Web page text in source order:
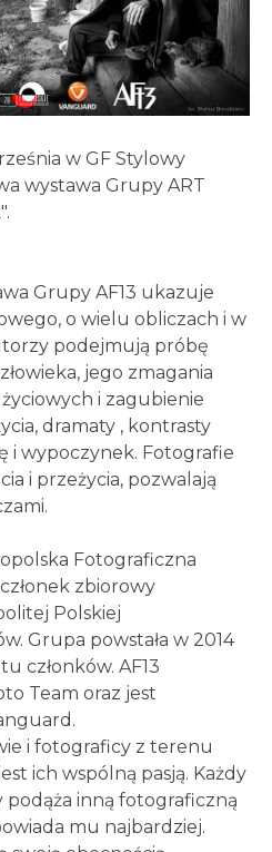
w GF Stylowy
wystawa Grupy ART
Grupy AF13 ukazuje
o wielu obliczach i w
podejmują próbę
jego zmagania
i zagubienie
dramaty , kontrasty
i wypoczynek. Fotografie
i przeżycia, pozwalają
Fotograficzna
zbiorowy
Polskiej
Grupa powstała w 2014
członków. AF13
Team oraz jest
i fotograficy z terenu
ich wspólną pasją. Każdy
inną fotograficzną
mu najbardziej.